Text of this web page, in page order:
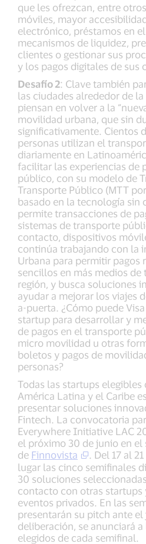
que les ofrezcan, entre
móviles, mayor
electrónico, préstamos en
mecanismos de liquidez,
clientes o gestionar sus
y los pagos digitales de sus
Desafío 2: Clave también
las ciudades alrededor de
piensan en volver a la
movilidad urbana, que sin
significativamente. Cientos
personas utilizan el
diariamente en
facilitar las experiencias de
público, con su modelo de
Transporte Público (MTT
basado en la tecnología sin
permite transacciones de
sistemas de transporte
contacto, dispositivos
continúa trabajando con la
Urbana para permitir pagos
sencillos en más medios de
región, y busca soluciones
ayudar a mejorar los viajes
a-puerta. ¿Cómo puede
startup para desarrollar y
de pagos en el transporte
micro movilidad u otras
boletos y pagos de
personas?
Todas las startups elegibles
América Latina y el Caribe
presentar soluciones
Fintech. La convocatoria
Everywhere Initiative LAC
el próximo 30 de junio en el
de Finnovista
. Del 17 al
lugar las cinco semifinales
30 soluciones
contacto con otras startups
eventos privados. En las
presentarán su pitch ante el
deliberación, se anunciará
elegidos de cada semifinal.